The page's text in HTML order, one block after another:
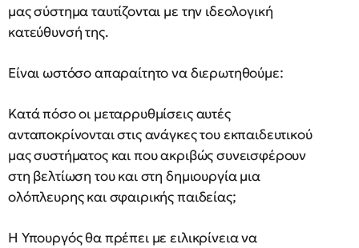
μας σύστημα ταυτίζονται με την ιδεολογική
κατεύθυνσή της.
Είναι ωστόσο απαραίτητο να διερωτηθούμε:
Κατά πόσο οι μεταρρυθμίσεις αυτές
ανταποκρίνονται στις ανάγκες του εκπαιδευτικού
μας συστήματος και που ακριβώς συνεισφέρουν
στη βελτίωση του και στη δημιουργία μια
ολόπλευρης και σφαιρικής παιδείας;
Η Υπουργός θα πρέπει με ειλικρίνεια να